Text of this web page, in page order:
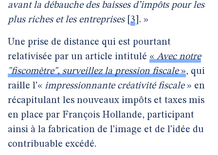
avant la débauche des baisses d’impôts pour les
plus riches et les entreprises[ 3 . »
Une prise de distance qui est pourtant
relativisée par un article intitulé «Avec notre
"fiscomètre", surveillez la pression fiscale», qui
raille l’« impressionnante créativité fiscale» en
récapitulant les nouveaux impôts et taxes mis
en place par François Hollande, participant
ainsi à la fabrication de l’image et de l’idée du
contribuable excédé.